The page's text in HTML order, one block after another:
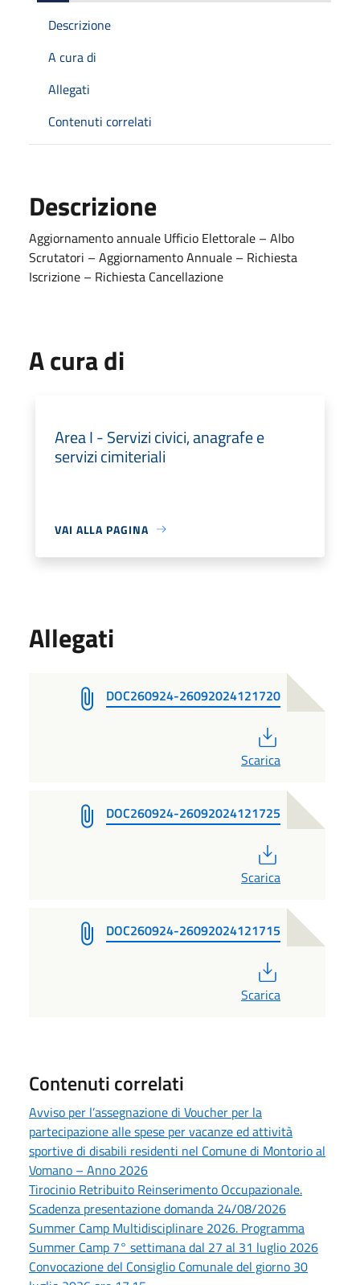
Descrizione
A cura di
Allegati
Contenuti correlati
Descrizione
Aggiornamento annuale Ufficio Elettorale – Albo
Scrutatori – Aggiornamento Annuale – Richiesta
Iscrizione – Richiesta Cancellazione
A cura di
Area I - Servizi civici, anagrafe e
servizi cimiteriali
VAI ALLA PAGINA
Allegati
DOC260924-26092024121720
Scarica
DOC260924-26092024121725
Scarica
DOC260924-26092024121715
Scarica
Contenuti correlati
Avviso per l’assegnazione di Voucher per la
partecipazione alle spese per vacanze ed attività
sportive di disabili residenti nel Comune di Montorio al
Vomano – Anno 2026
Tirocinio Retribuito Reinserimento Occupazionale.
Scadenza presentazione domanda 24/08/2026
Summer Camp Multidisciplinare 2026. Programma
Summer Camp 7° settimana dal 27 al 31 luglio 2026
Convocazione del Consiglio Comunale del giorno 30